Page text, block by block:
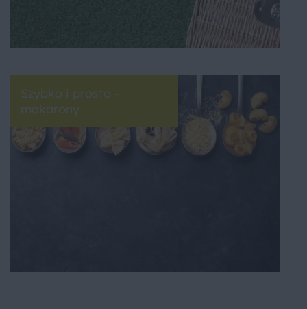
Szybko i prosto -
makarony